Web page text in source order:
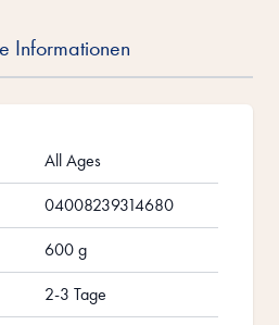
Informationen
All Ages
04008239314680
600 g
2-3 Tage